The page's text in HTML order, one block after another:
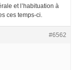
et l’habituation à
ces temps-ci.
#6562